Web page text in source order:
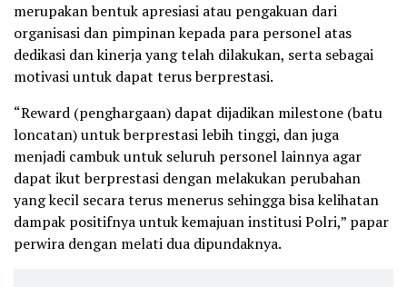
merupakan bentuk apresiasi atau pengakuan dari
organisasi dan pimpinan kepada para personel atas
dedikasi dan kinerja yang telah dilakukan, serta sebagai
motivasi untuk dapat terus berprestasi.
“Reward (penghargaan) dapat dijadikan milestone (batu
loncatan) untuk berprestasi lebih tinggi, dan juga
menjadi cambuk untuk seluruh personel lainnya agar
dapat ikut berprestasi dengan melakukan perubahan
yang kecil secara terus menerus sehingga bisa kelihatan
dampak positifnya untuk kemajuan institusi Polri,” papar
perwira dengan melati dua dipundaknya.